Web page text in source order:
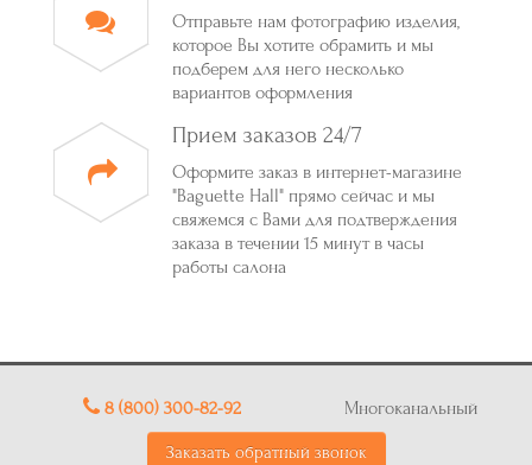
Отправьте нам фотографию изделия,
которое Вы хотите обрамить и мы
подберем для него несколько
вариантов оформления
Прием заказов 24/7
Оформите заказ в интернет-магазине
"Baguette Hall" прямо сейчас и мы
свяжемся с Вами для подтверждения
заказа в течении 15 минут в часы
работы салона
8 (800) 300-82-92 Многоканальный
Заказать обратный звонок